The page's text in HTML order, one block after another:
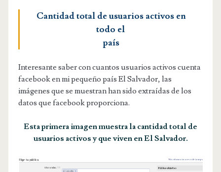
Cantidad total de usuarios activos en
todo el
país
Interesante saber con cuantos usuarios activos cuenta
facebook en mi pequeño país El Salvador, las
imágenes que se muestran han sido extraídas de los
datos que facebook proporciona.
Esta primera imagen muestra la cantidad total de
usuarios activos y que viven en El Salvador.